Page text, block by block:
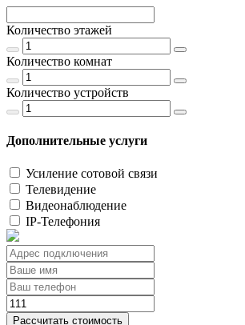
Количество этажей
Количество комнат
Количество устройств
Дополнительные услуги
Усиление сотовой связи
Телевидение
Видеонаблюдение
IP-Телефония
Рассчитать стоимость